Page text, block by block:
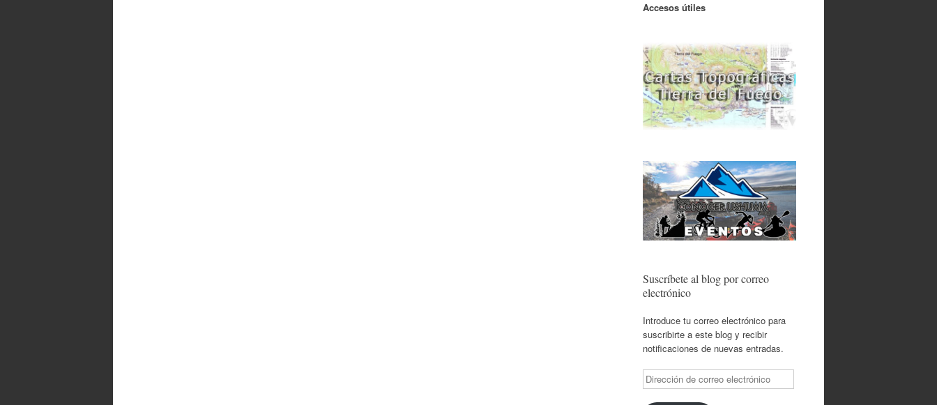
Accesos útiles
Suscríbete al blog por correo
electrónico
Introduce tu correo electrónico para
suscribirte a este blog y recibir
notificaciones de nuevas entradas.
Dirección
de